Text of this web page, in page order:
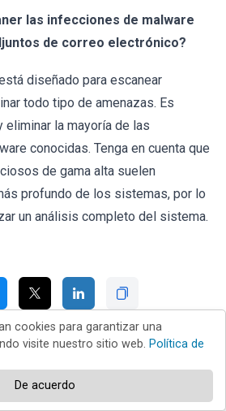
las infecciones de malware
de correo electrónico?
diseñado para escanear
todo tipo de amenazas. Es
eliminar la mayoría de las
conocidas. Tenga en cuenta que
de gama alta suelen
profundo de los sistemas, por lo
un análisis completo del sistema.
cookies para garantizar una
visite nuestro sitio web. Política de
De acuerdo